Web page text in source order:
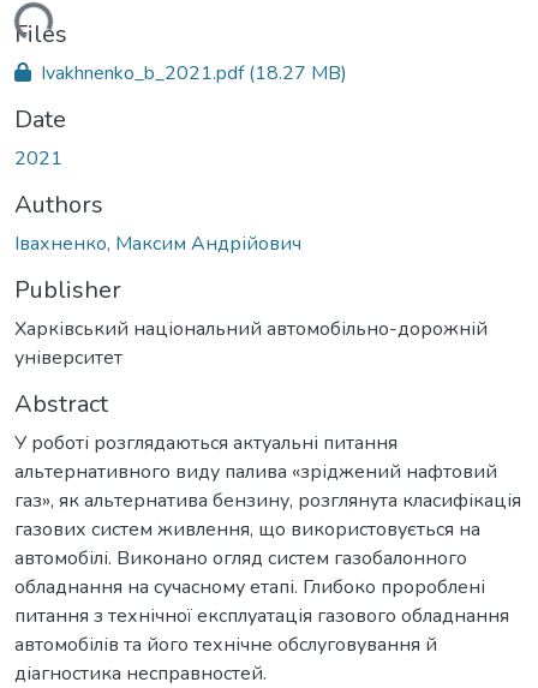
Files
Ivakhnenko_b_2021.pdf(18.27 MB)
Date
2021
Authors
Івахненко, Максим Андрійович
Publisher
Харківський національний автомобільно-дорожній
університет
Abstract
У роботі розглядаються актуальні питання
альтернативного виду палива «зріджений нафтовий
газ», як альтернатива бензину, розглянута класифікація
газових систем живлення, що використовується на
автомобілі. Виконано огляд систем газобалонного
обладнання на сучасному етапі. Глибоко пророблені
питання з технічної експлуатація газового обладнання
автомобілів та його технічне обслуговування й
діагностика несправностей.